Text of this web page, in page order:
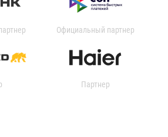
Официальный партнер
Партнер